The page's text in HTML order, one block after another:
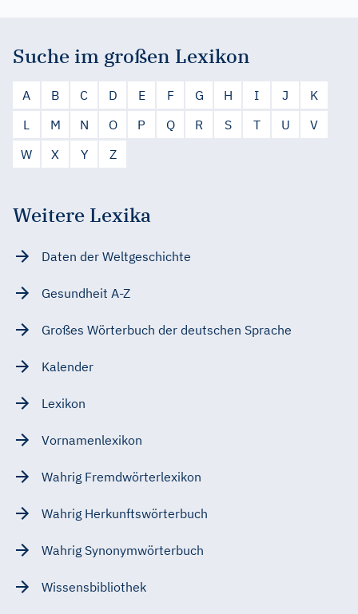
Suche im großen Lexikon
A B C D E F G H I J
K
L
M N O P Q R S T U
V
W
X Y Z
Weitere Lexika
Daten der Weltgeschichte
Gesundheit A-Z
Großes Wörterbuch der deutschen Sprache
Kalender
Lexikon
Vornamenlexikon
Wahrig Fremdwörterlexikon
Wahrig Herkunftswörterbuch
Wahrig Synonymwörterbuch
Wissensbibliothek